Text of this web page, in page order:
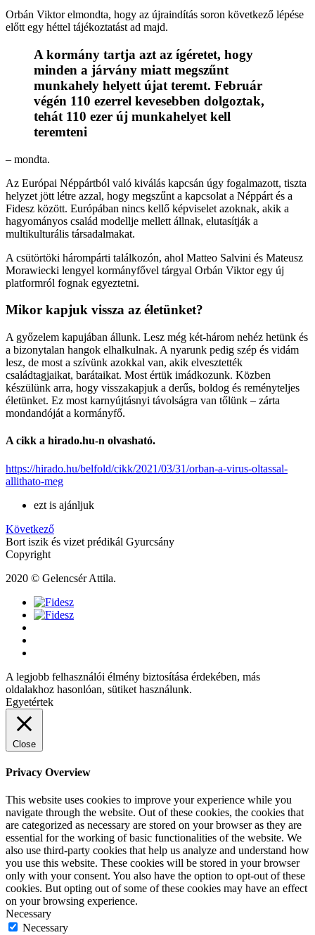
Orbán Viktor elmondta, hogy az újraindítás soron következő lépése
előtt egy héttel tájékoztatást ad majd.
A kormány tartja azt az ígéretet, hogy
minden a járvány miatt megszűnt
munkahely helyett újat teremt. Február
végén 110 ezerrel kevesebben dolgoztak,
tehát 110 ezer új munkahelyet kell
teremteni
– mondta.
Az Európai Néppártból való kiválás kapcsán úgy fogalmazott, tiszta
helyzet jött létre azzal, hogy megszűnt a kapcsolat a Néppárt és a
Fidesz között. Európában nincs kellő képviselet azoknak, akik a
hagyományos család modellje mellett állnak, elutasítják a
multikulturális társadalmakat.
A csütörtöki hárompárti találkozón, ahol Matteo Salvini és Mateusz
Morawiecki lengyel kormányfővel tárgyal Orbán Viktor egy új
platformról fognak egyeztetni.
Mikor kapjuk vissza az életünket?
A győzelem kapujában állunk. Lesz még két-három nehéz hetünk és
a bizonytalan hangok elhalkulnak. A nyarunk pedig szép és vidám
lesz, de most a szívünk azokkal van, akik elvesztették
családtagjaikat, barátaikat. Most értük imádkozunk. Közben
készülünk arra, hogy visszakapjuk a derűs, boldog és reményteljes
életünket. Ez most karnyújtásnyi távolságra van tőlünk – zárta
mondandóját a kormányfő.
A cikk a hirado.hu-n olvasható.
https://hirado.hu/belfold/cikk/2021/03/31/orban-a-virus-oltassal-
allithato-meg
ezt is ajánljuk
Következő
Bort iszik és vizet prédikál Gyurcsány
Copyright
2020 © Gelencsér Attila.
A legjobb felhasználói élmény biztosítása érdekében, más
oldalakhoz hasonlóan, sütiket használunk.
Egyetértek
Close
Privacy Overview
This website uses cookies to improve your experience while you
navigate through the website. Out of these cookies, the cookies that
are categorized as necessary are stored on your browser as they are
essential for the working of basic functionalities of the website. We
also use third-party cookies that help us analyze and understand how
you use this website. These cookies will be stored in your browser
only with your consent. You also have the option to opt-out of these
cookies. But opting out of some of these cookies may have an effect
on your browsing experience.
Necessary
Necessary